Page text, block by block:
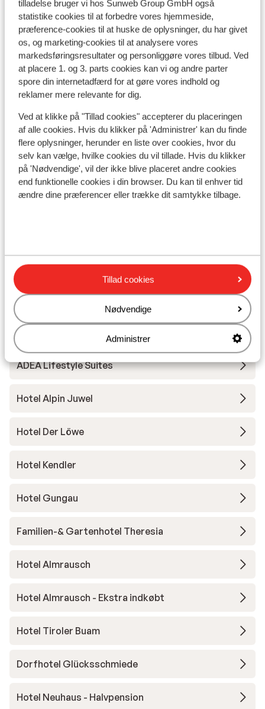
tilladelse bruger vi hos Sunweb Group GmbH også
statistike cookies til at forbedre vores hjemmeside,
præference-cookies til at huske de oplysninger, du har givet
os, og marketing-cookies til at analysere vores
markedsføringsresultater og personliggøre vores tilbud. Ved
at placere 1. og 3. parts cookies kan vi og andre parter
spore din internetadfærd for at gøre vores indhold og
reklamer mere relevante for dig.
Ved at klikke på "Tillad cookies" accepterer du placeringen
af alle cookies. Hvis du klikker på 'Administrer' kan du finde
flere oplysninger, herunder en liste over cookies, hvor du
selv kan vælge, hvilke cookies du vil tillade. Hvis du klikker
på 'Nødvendige', vil der ikke blive placeret andre cookies
end funktionelle cookies i din browser. Du kan til enhver tid
ændre dine præferencer eller trække dit samtykke tilbage.
Tillad cookies
Nødvendige
Administrer
I området
I centrum
Afstand til lufthavn salzburg: ca. 85 kilometer
Afstand til togstation zell am see: ca. 18 kilometer
Afstand til pengeautomat ca. 20 meter
Afstand til nærmeste butikker ca. 10 meter
Afstand til nærmeste kiosk ca. 20 meter
Liftkort/skileje/undervisning
Liftkort
Skileje
Andre overnatningssteder i Skicircus
Saalbach-Hinterglemm-Leogang-
Fieberbrunn
ADEA Lifestyle Suites
Hotel Alpin Juwel
Hotel Der Löwe
Hotel Kendler
Hotel Gungau
Familien-& Gartenhotel Theresia
Hotel Almrausch
Hotel Almrausch - Ekstra indkøbt
Hotel Tiroler Buam
Dorfhotel Glücksschmiede
Hotel Neuhaus - Halvpension